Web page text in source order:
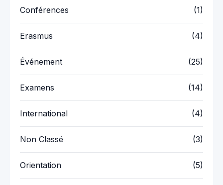
Conférences (1)
Erasmus (4)
Événement (25)
Examens (14)
International (4)
Non Classé (3)
Orientation (5)